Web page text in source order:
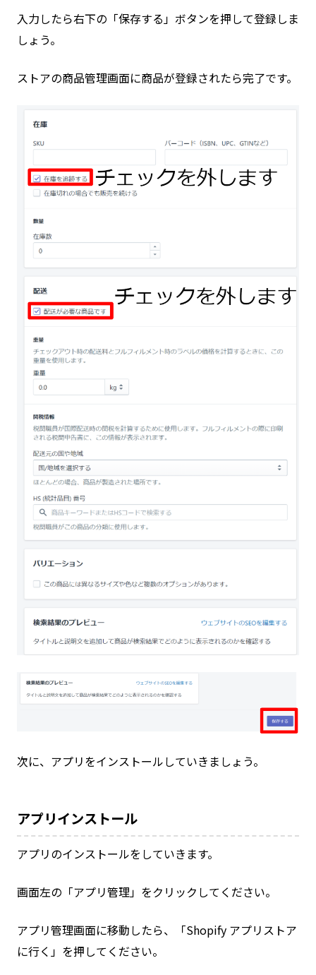
入力したら右下の「保存する」ボタンを押して登録しま
しょう。
ストアの商品管理画面に商品が登録されたら完了です。
次に、アプリをインストールしていきましょう。
アプリインストール
アプリのインストールをしていきます。
画面左の「アプリ管理」をクリックしてください。
アプリ管理画面に移動したら、「Shopify アプリストア
に行く」を押してください。